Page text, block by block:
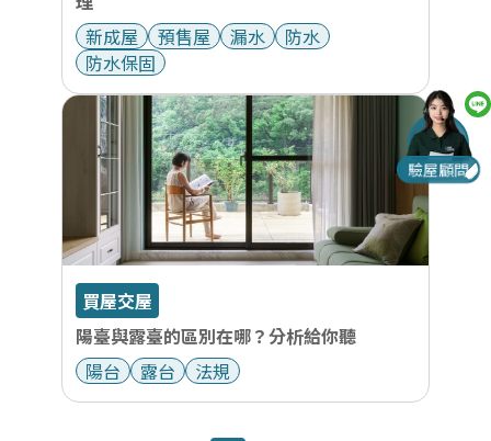
新成屋
預售屋 漏水
防水
防水保固
買屋交屋
陽臺與露臺的區別在哪？分析給你聽
陽台
露台 法規
驗屋顧問